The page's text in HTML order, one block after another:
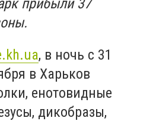
прибыли 37
, в ночь с 31
в Харьков
енотовидные
дикобразы,